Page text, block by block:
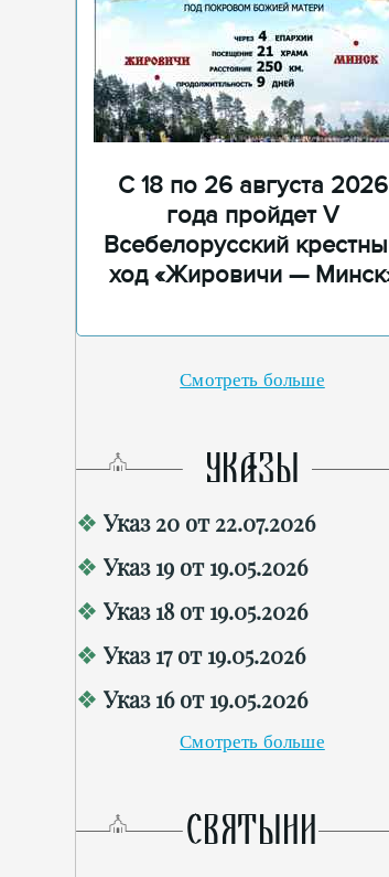
С 18 по 26 августа 2026
года пройдет V
Всебелорусский
ход «Жировичи —
Смотреть больше
УКАЗЫ
Указ 20 от 22.07.2026
Указ 19 от 19.05.2026
Указ 18 от 19.05.2026
Указ 17 от 19.05.2026
Указ 16 от 19.05.2026
Смотреть больше
СВЯТЫНИ